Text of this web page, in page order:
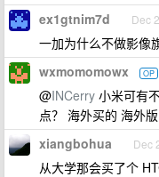
ex1gtnim7d Dec
一加为什么不做影像
wxmomomowx OP
@INCerry 小米可有
点？ 海外买的 海外版
xiangbohua Dec
从大学那会买了个